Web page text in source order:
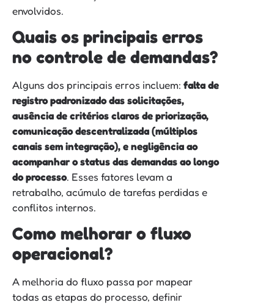
envolvidos.
Quais os principais erros
no controle de demandas?
Alguns dos principais erros incluem: falta de
registro padronizado das solicitações,
ausência de critérios claros de priorização,
comunicação descentralizada (múltiplos
canais sem integração), e negligência ao
acompanhar o status das demandas ao longo
do processo. Esses fatores levam a
retrabalho, acúmulo de tarefas perdidas e
conflitos internos.
Como melhorar o fluxo
operacional?
A melhoria do fluxo passa por mapear
todas as etapas do processo, definir